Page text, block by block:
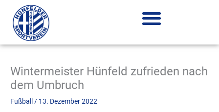
Inhalt
springen
Wintermeister Hünfeld zufrieden nach
dem Umbruch
Fußball / 13. Dezember 2022